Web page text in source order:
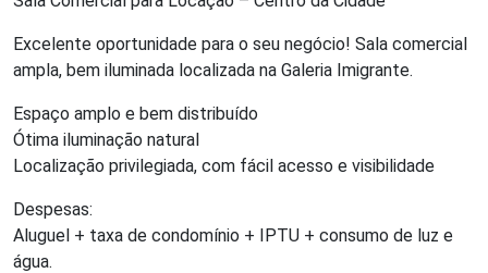
Excelente oportunidade para o seu negócio! Sala comercial
ampla, bem iluminada localizada na Galeria Imigrante.
Espaço amplo e bem distribuído
Ótima iluminação natural
Localização privilegiada, com fácil acesso e visibilidade
Despesas:
Aluguel + taxa de condomínio + IPTU + consumo de luz e
água.